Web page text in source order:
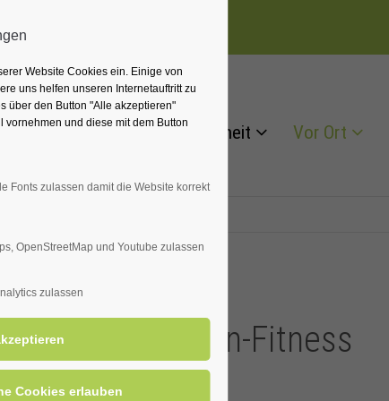
Für Ihre Gesundheit Vor Ort
- Damen-Fitness
Website Cookies ein. Einige von
uns helfen unseren Internetauftritt zu
über den Button "Alle akzeptieren"
vornehmen und diese mit dem Button
Fonts zulassen damit die Website korrekt
OpenStreetMap und Youtube zulassen
zulassen